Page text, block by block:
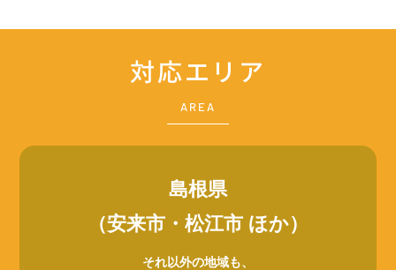
対応エリア
AREA
島根県
（安来市・松江市 ほか）
それ以外の地域も、